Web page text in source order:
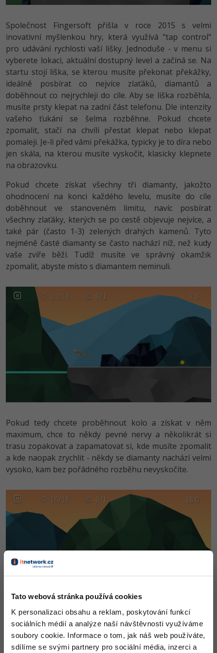
Tato webová stránka používá cookies
K personalizaci obsahu a reklam, poskytování funkcí
sociálních médií a analýze naší návštěvnosti využíváme
soubory cookie. Informace o tom, jak náš web používáte,
sdílíme se svými partnery pro sociální média, inzerci a
WordPress specialista
SEO specialista
Umělá inteligence (AI) -10%
Pro děti
Více
Fórum
Time management
Windows
Linux
Sítě
Kybernetická bezpečnost
Elektronický podpis
Fórum
Ostatní
Fórum
Společnost Fingersoft přišla v roce 2015 s velmi
inovativní myšlenkou hry, která využívá "tap control"
pro udávání rychlosti vaší lišky. Jednoduše - v menu si
vyberete lokaci, aktuální dostupný level a začíná se. Na
startu stojí liška, se kterou musíte překonat překážky,
ideálně posbírat co nejvíce zlaťáků, diamantů a
doběhnout co nejrychleji do cíle. Aby se liška rozběhla,
musíte prsty klepat na zadní část telefonu. Dle intenzity
vašeho ťukání se šelma rozběhne. Pokud chcete
zpomalit, stačí na chvíli přestat klepat nebo klepat
pomaleji. Je-li před vámi překážka, typicky je to díra nebo
jen skála, na kterou musíte vyskočit, klasicky klepnete
na obrazovku.
Pokud chcete získat všechny tři diamanty, jakožto
ohodnocení na konci každého levelu, musíte do cíle
doběhnout ve stanoveném limitu, navíc posbírat
všechny zlaťáky, kterých se po cestě objevuje nejvíce, a
také pár (často 1-3) zelených drahých kamenů. Tyto
nejméně časté diamanty se často nachází níž, než kudy
vaše zvíře běží. Tudíž musíte ve správný okamžik
zpomalit, abyste místo s diamantem neminuli.
Pokud tedy chcete proběhnout kolo a získat v něm
maximum, chce to někdy pevné nervy a několikrát si
trasu zopakovat a zapamatovat si, kde musíte zpomalit
a kde naopak zrychlit - někdy se diamanty nachází velmi
vysoko, kam bez pořádného rozběhu nevyskočíte.
Jestli tedy opakujete nějaké kolo, které jste již dokončili,
ale chcete si zlepšit výsledek, paralelně vidíte o něco
méně výraznou lištičku, která trasu probíhá přesně tak,